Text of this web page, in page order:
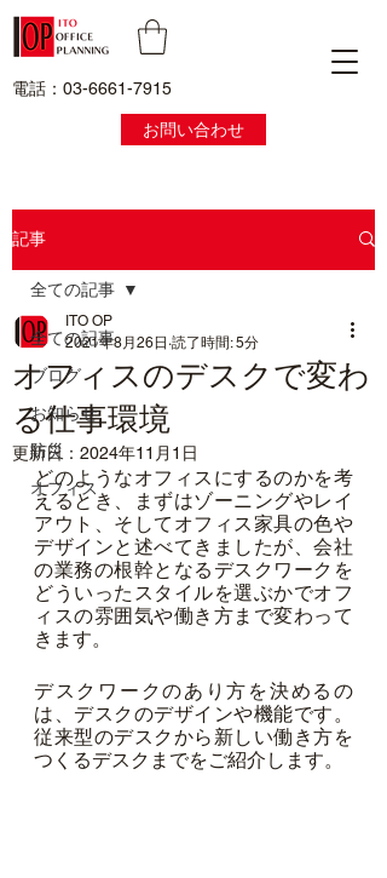
電話：03-6661-7915
お問い合わせ
記事
全ての記事
ブログ
お知らせ
防災
オフィス
全ての記事
オフィスのデスクで変わ
る仕事環境
ITO OP
2021年8月26日 読了時間: 5分
更新日： 2024年11月1日
どのようなオフィスにするのかを考
えるとき、まずはゾーニングやレイ
アウト、そしてオフィス家具の色や
デザインと述べてきましたが、会社
の業務の根幹となるデスクワークを
どういったスタイルを選ぶかでオフ
ィスの雰囲気や働き方まで変わって
きます。
デスクワークのあり方を決めるの
は、デスクのデザインや機能です。
従来型のデスクから新しい働き方を
つくるデスクまでをご紹介します。